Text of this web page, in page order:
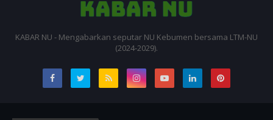
KABAR NU - Mengabarkan seputar NU Kebumen bersama LTM-NU
(2024-2029).